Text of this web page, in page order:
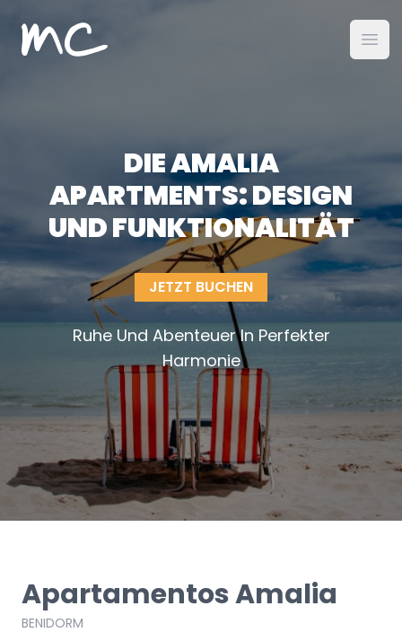
MC Alojamientos
DIE AMALIA
APARTMENTS: DESIGN
UND FUNKTIONALITÄT
JETZT BUCHEN
Ruhe Und Abenteuer In Perfekter
Harmonie
Apartamentos Amalia
BENIDORM